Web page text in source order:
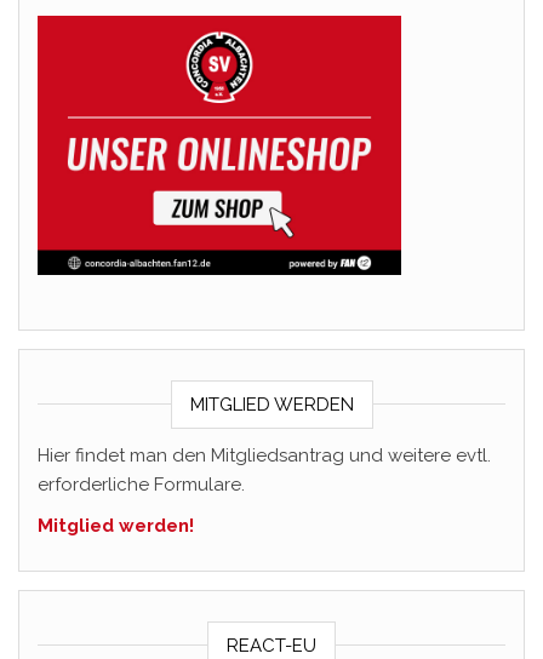
MITGLIED WERDEN
Hier findet man den Mitgliedsantrag und weitere evtl.
erforderliche Formulare.
Mitglied werden!
REACT-EU